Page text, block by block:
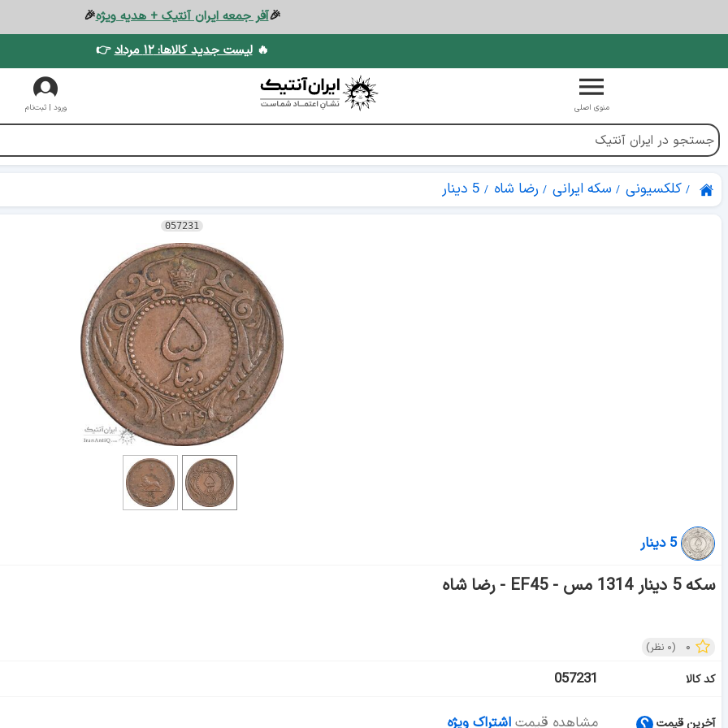
🎉آفر جمعه ایران آنتیک + هدیه ویژه🎉
🔥لیست جدید کالاها: ۱۲ مرداد 👉
منوی اصلی ورود | ثبت‌نام
کلکسیونی سکه ایرانی رضا شاه 5 دینار
057231
5 دینار
سکه 5 دینار 1314 مس - EF45 - رضا شاه
۰ (۰ نظر)
کد کالا
057231
آخرین قیمت مشاهده قیمت اشتراک ویژه